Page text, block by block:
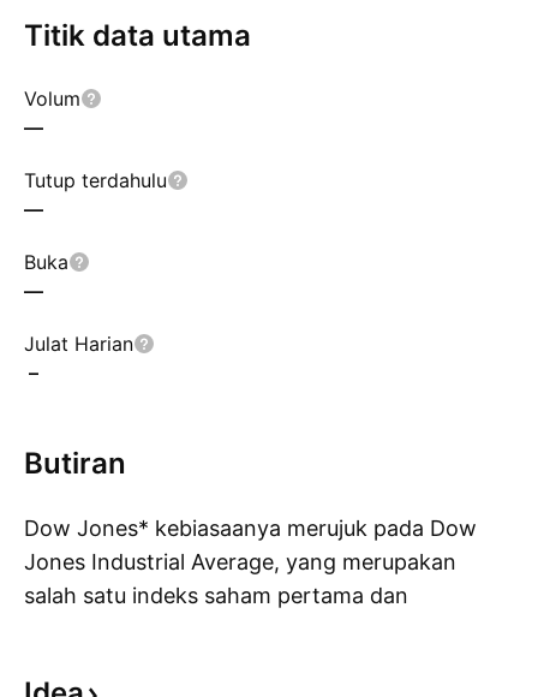
Titik data utama
Volum
—
Tutup terdahulu
—
Buka
—
Julat Harian
–
Butiran
Dow Jones* kebiasaanya merujuk pada Dow
Jones Industrial Average, yang merupakan
salah satu indeks saham pertama dan